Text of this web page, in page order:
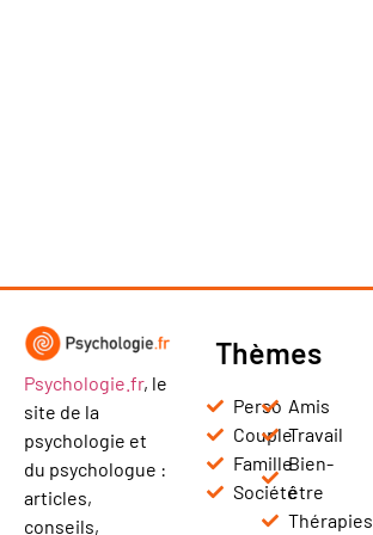
Psychologie.fr, le
site de la
psychologie et
du psychologue :
articles,
conseils,
Thèmes
Perso
Couple
Famille
Société
Amis
Travail
Bien-
être
Thérapies